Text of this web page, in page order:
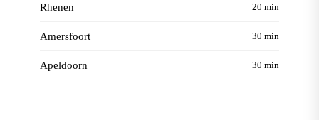
Rhenen 20 min
Amersfoort 30 min
Apeldoorn 30 min